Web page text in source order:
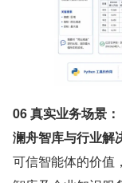
06 真实业务场景：
澜舟智库与行业解
可信智能体的价值